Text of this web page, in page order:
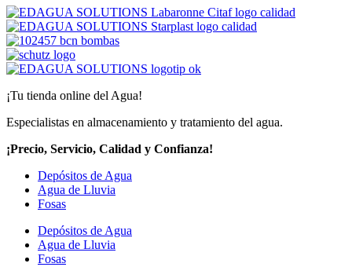
¡Tu tienda online del Agua!
Especialistas en almacenamiento y tratamiento del agua.
¡Precio, Servicio, Calidad y Confianza!
Depósitos de Agua
Agua de Lluvia
Fosas
Depósitos de Agua
Agua de Lluvia
Fosas